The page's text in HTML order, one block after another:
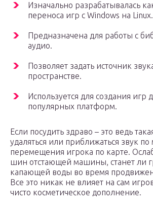
Изначально разрабатывалась
переноса игр с Windows на Linux.
Предназначена для работы с
аудио.
Позволяет задать источник
пространстве.
Используется для создания игр
популярных платформ.
Если посудить здраво – это ведь
удаляться или приближаться звук по
перемещения игрока по карте.
шин отстающей машины, станет ли
капающей воды во время
Все это никак не влияет на сам
чисто косметическое дополнение.